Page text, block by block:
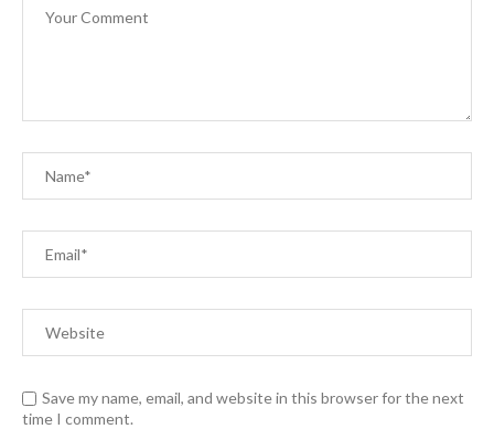
Save my name, email, and website in this browser for the next
time I comment.